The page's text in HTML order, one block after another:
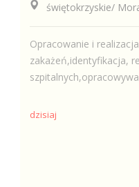
świętokrzyskie/
Opracowanie i
zakażeń,identyfikacja,
dzisiaj